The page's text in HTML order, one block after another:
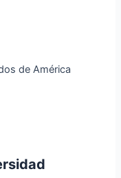
de América